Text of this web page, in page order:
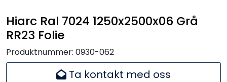
Hiarc Ral 7024 1250x2500x06 Grå
RR23 Folie
Produktnummer: 0930-062
Ta kontakt med oss